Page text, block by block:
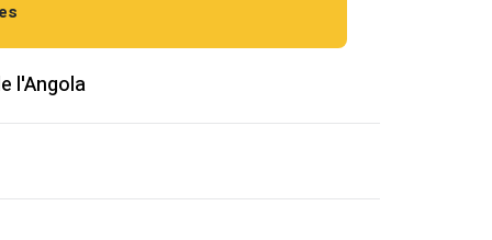
l'Angola